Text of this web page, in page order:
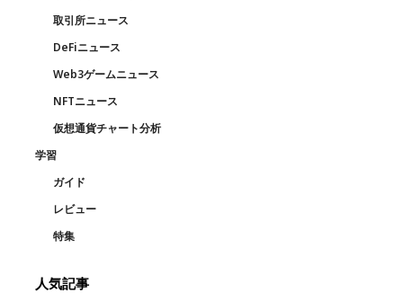
取引所ニュース
DeFiニュース
Web3ゲームニュース
NFTニュース
仮想通貨チャート分析
学習
ガイド
レビュー
特集
人気記事